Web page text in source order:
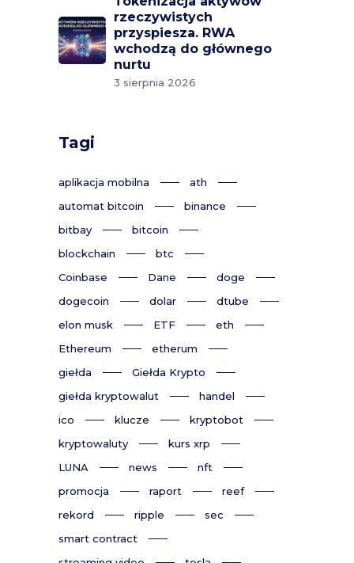
rzeczywistych
przyspiesza. RWA
wchodzą do głównego
nurtu
3 sierpnia 2026
Tagi
aplikacja mobilna
ath
automat bitcoin
binance
bitbay
bitcoin
blockchain
btc
Coinbase
Dane
doge
dogecoin
dolar
dtube
elon musk
ETF
eth
Ethereum
etherum
giełda
Giełda Krypto
giełda kryptowalut
handel
ico
klucze
kryptobot
kryptowaluty
kurs xrp
LUNA
news
nft
promocja
raport
reef
rekord
ripple
sec
smart contract